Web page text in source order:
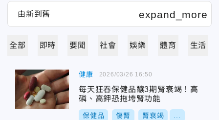
全部 即時 要聞 社會 娛樂 體育 生活
健康
每天狂吞保健品釀3期腎衰竭！高
磷、高鉀恐拖垮腎功能
保健品 傷腎 腎衰竭
2026/03/26 16:50